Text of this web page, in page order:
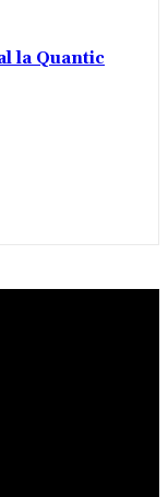
la Quantic